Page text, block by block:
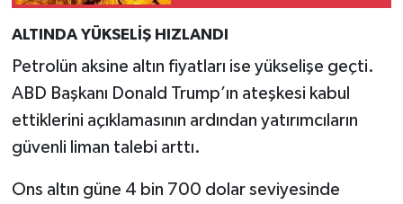
ALTINDA YÜKSELİŞ HIZLANDI
Petrolün aksine altın fiyatları ise yükselişe geçti.
ABD Başkanı Donald Trump’ın ateşkesi kabul
ettiklerini açıklamasının ardından yatırımcıların
güvenli liman talebi arttı.
Ons altın güne 4 bin 700 dolar seviyesinde